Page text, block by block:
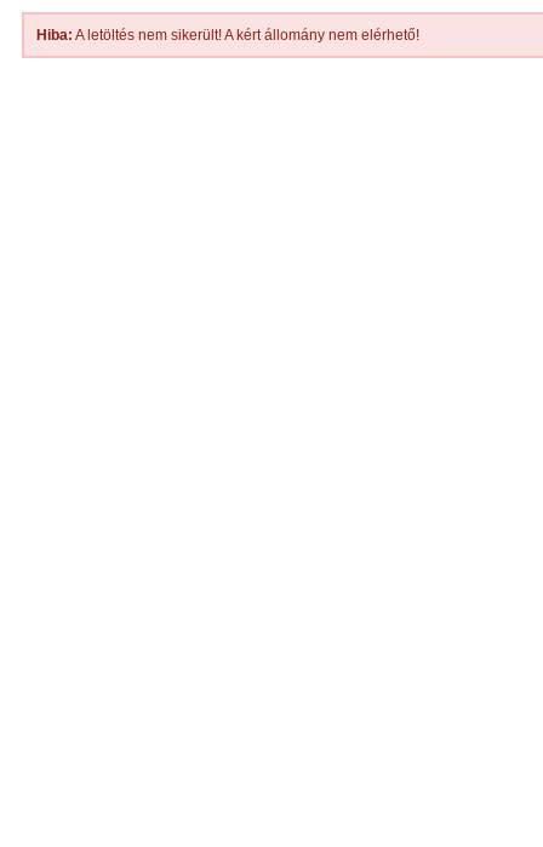
Hiba: A letöltés nem sikerült! A kért állomány nem elérhető!